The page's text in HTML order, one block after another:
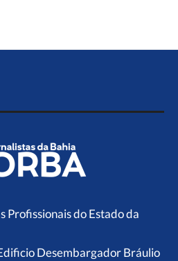
Profissionais do Estado da
Desembargador Bráulio